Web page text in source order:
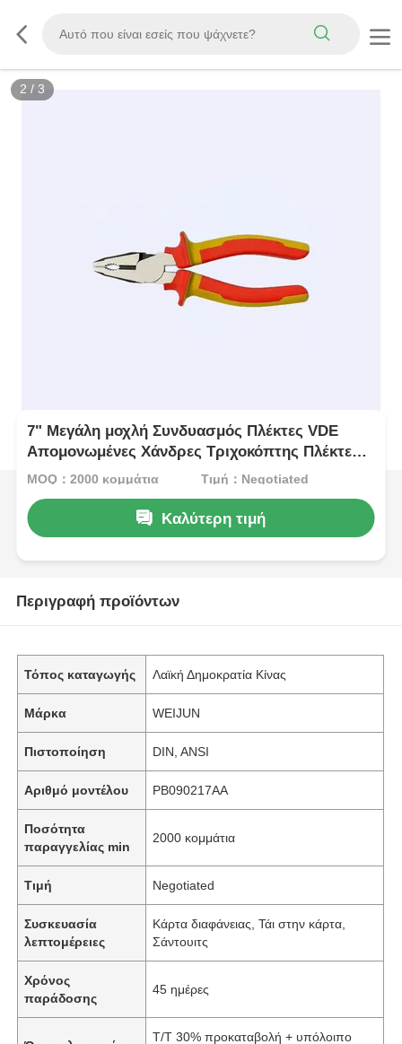
2 / 3
7" Μεγάλη μοχλή Συνδυασμός Πλέκτες VDE
Απομονωμένες Χάνδρες Τριχοκόπτης Πλέκτες
VDE απομονωμένες Χάνδρες Εργαλεία χειρός
MOQ：2000 κομμάτια Τιμή：Negotiated
Καλύτερη τιμή
Περιγραφή προϊόντων
Τόπος καταγωγής Λαϊκή Δημοκρατία Κίνας
Μάρκα WEIJUN
Πιστοποίηση DIN, ANSI
Αριθμό μοντέλου PB090217AA
Ποσότητα
παραγγελίας min
2000 κομμάτια
Τιμή Negotiated
Συσκευασία
λεπτομέρειες
Κάρτα διαφάνειας, Τάι στην κάρτα,
Σάντουιτς
Χρόνος
παράδοσης
45 ημέρες
T/T 30% προκαταβολή + υπόλοιπο